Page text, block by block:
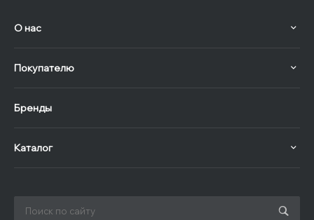
О нас
Покупателю
Бренды
Каталог